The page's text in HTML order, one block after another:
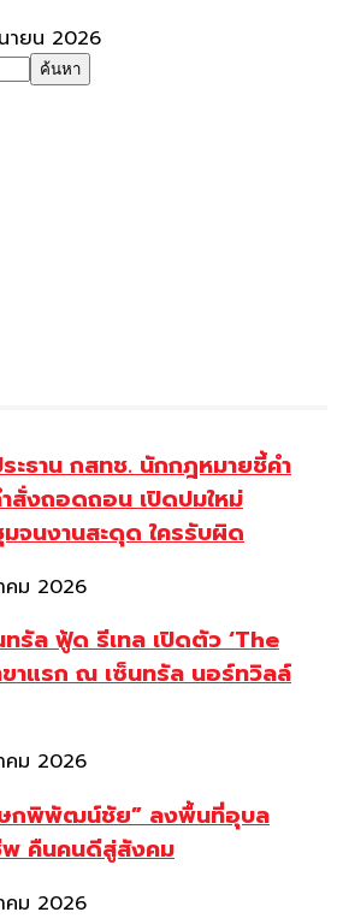
ายน 2026
ธาน กสทช. นักกฎหมายชี้คำ
สั่งถอดถอน เปิดปมใหม่
มจนงานสะดุด ใครรับผิด
คม 2026
รัล ฟู้ด รีเทล เปิดตัว ‘The
าแรก ณ เซ็นทรัล นอร์ทวิลล์
คม 2026
ษกพิพัฒน์ชัย” ลงพื้นที่อุบล
พ คืนคนดีสู่สังคม
คม 2026